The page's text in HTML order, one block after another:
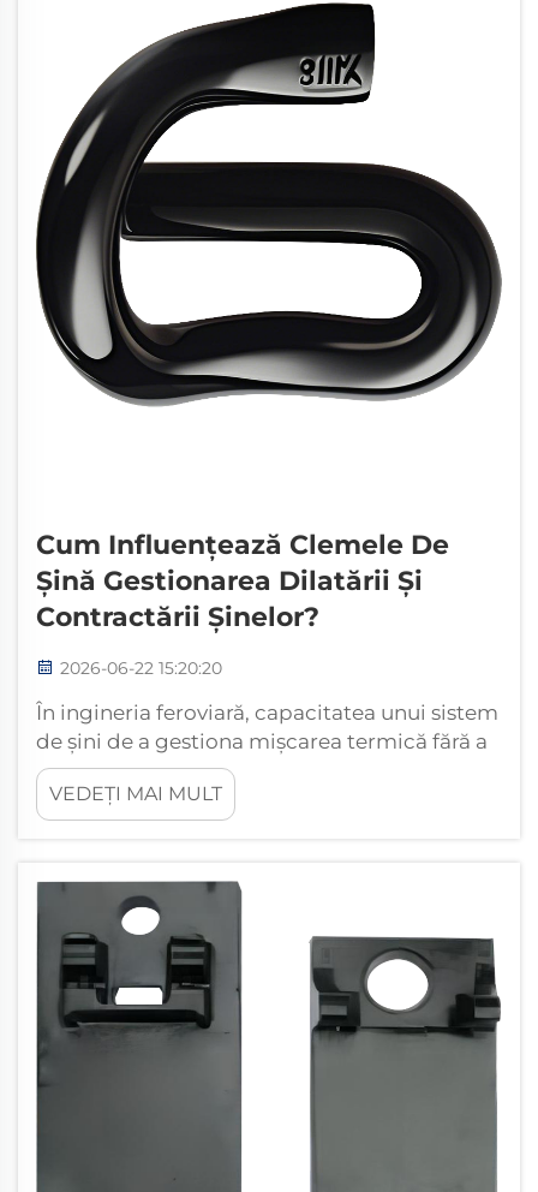
Cum Influențează Clemele De
Șină Gestionarea Dilatării Și
Contractării Șinelor?
2026-06-22 15:20:20
În ingineria feroviară, capacitatea unui sistem
de șini de a gestiona mișcarea termică fără a
compromite integritatea sa structurală este
unul dintre cei mai importanți factori de
performanță. Șinele de oțel se dilată în
generând forțe ...
VEDEȚI MAI MULT